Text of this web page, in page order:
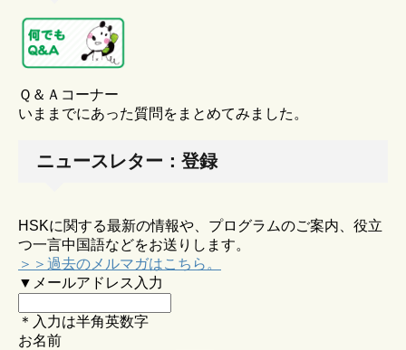
Ｑ＆Ａコーナー
いままでにあった質問をまとめてみました。
ニュースレター：登録
HSKに関する最新の情報や、プログラムのご案内、役立
つ一言中国語などをお送りします。
＞＞過去のメルマガはこちら。
▼メールアドレス入力
＊入力は半角英数字
お名前